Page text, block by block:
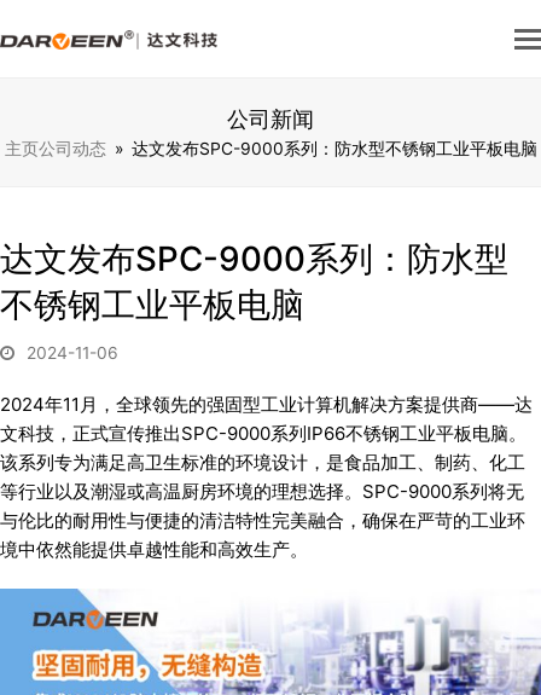
公司新闻
主页公司动态 » 达文发布SPC-9000系列：防水型不锈钢工业平板电脑
达文发布SPC-9000系列：防水型
不锈钢工业平板电脑
2024-11-06
2024年11月，全球领先的强固型工业计算机解决方案提供商——达
文科技，正式宣传推出SPC-9000系列IP66不锈钢工业平板电脑。
该系列专为满足高卫生标准的环境设计，是食品加工、制药、化工
等行业以及潮湿或高温厨房环境的理想选择。SPC-9000系列将无
与伦比的耐用性与便捷的清洁特性完美融合，确保在严苛的工业环
境中依然能提供卓越性能和高效生产。